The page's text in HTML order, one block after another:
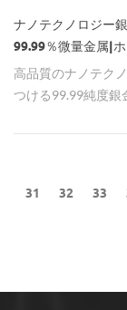
ナノテクノロジー
99.99％微量金属|
メートル
高品質のナノテク
つける99.99純度銀
は、あなたが迅速
なたの注文を得る
31 32 33